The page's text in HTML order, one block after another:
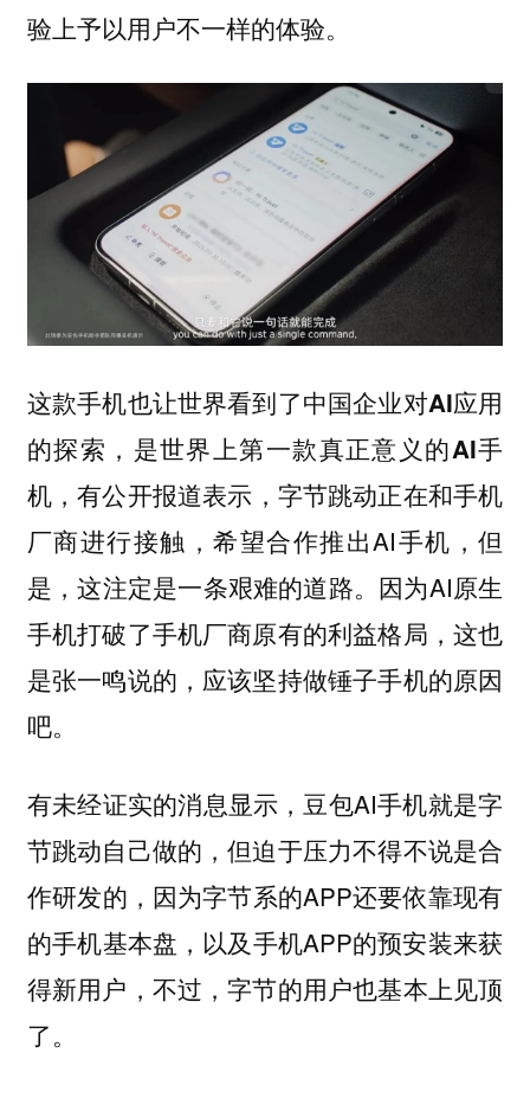
验上予以用户不一样的体验。
这款手机也让世界看到了中国企业对AI应用
的探索，是世界上第一款真正意义的AI手
机 ，有公开报道表示，字节跳动正在和手机
厂商进行接触，希望合作推出AI手机，但
是，这注定是一条艰难的道路。因为AI原生
手机打破了手机厂商原有的利益格局，这也
是张一鸣说的，应该坚持做锤子手机的原因
吧。
有未经证实的消息显示，豆包AI手机就是字
节跳动自己做的，但迫于压力不得不说是合
作研发的，因为字节系的APP还要依靠现有
的手机基本盘，以及手机APP的预安装来获
得新用户，不过，字节的用户也基本上见顶
了。